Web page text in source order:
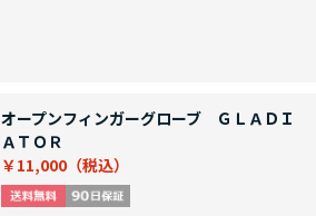
オープンフィンガーグローブ ＧＬＡＤＩ
ＡＴＯＲ
￥11,000